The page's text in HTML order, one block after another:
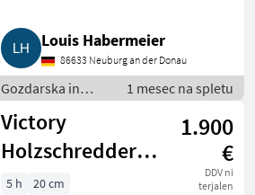
Louis Habermeier
86633 Neuburg an der Donau
Gozdarska in
lesarska
mehanizacija /
Okopalnik -
sekalnik
1 mesec na spletu
Victory
Holzschredder,
BX-72RS
1.900
€
DDV ni
terjalen
5 h 20 cm